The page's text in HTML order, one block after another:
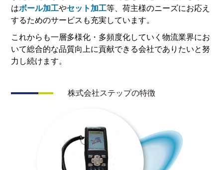
はボール加工やセット加工等、荷主様のニーズにお応え
するためのサービスも充実しています。
これからも一層多様化・多頻度化していく物流業界にお
いて総合的な品質向上に貢献できる会社でありたいと努
力し続けます。
株式会社ステップの特徴